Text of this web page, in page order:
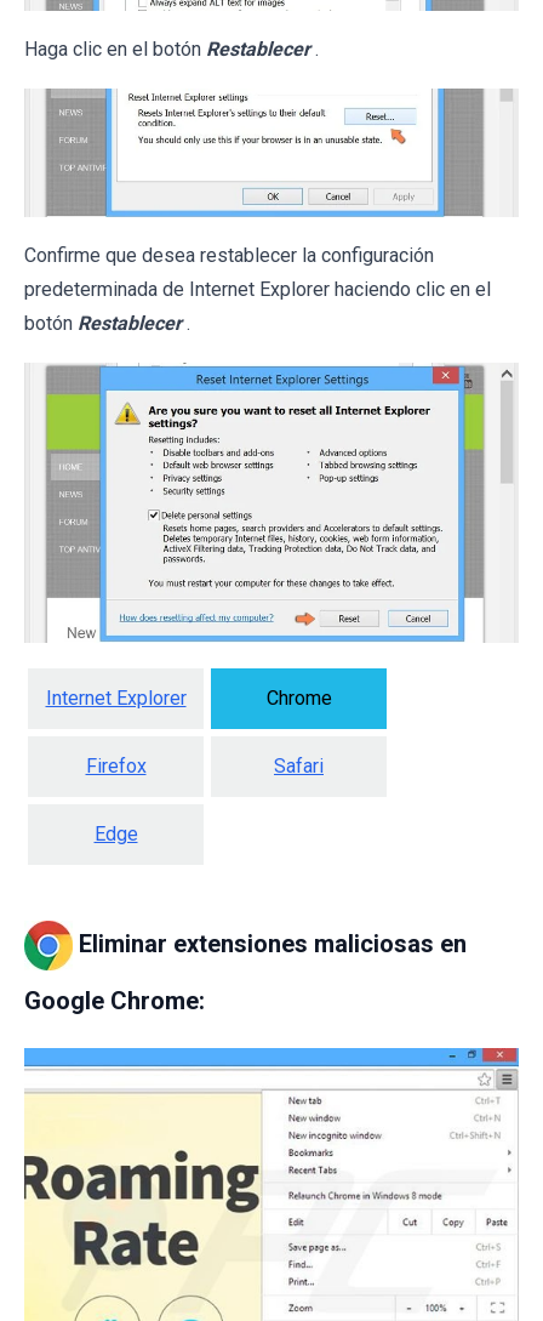
Haga clic en el botón Restablecer .
Confirme que desea restablecer la configuración
predeterminada de Internet Explorer haciendo clic en el
botón Restablecer .
Internet Explorer Chrome
Firefox Safari
Edge
Eliminar extensiones maliciosas en
Google Chrome: